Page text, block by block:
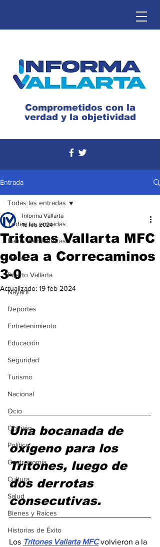
Comprometidos con la
verdad y la objetividad
Entrada
Todas las entradas
Bahía de Banderas
Jalisco
Puerto Vallarta
Nayarit
Deportes
Entretenimiento
Educación
Seguridad
Turismo
Nacional
Ocio
Opinión
Política
Gastronomía
Cultura
Salud
Bienes y Raíces
Historias de Éxito
Todas las entradas
Tritones Vallarta MFC
golea a Correcaminos
3-0
Informa Vallarta
18 feb 2024
Actualizado: 19 feb 2024
Una bocanada de
oxígeno para los
Tritones, luego de
dos derrotas
consecutivas.
Los Tritones Vallarta MFC volvieron a la